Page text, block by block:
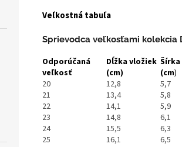
Veľkostná tabuľa
Sprievodca veľkosťami kolekcia
Odporúčaná
veľkosť
20
21
22
23
24
25
Dĺžka vložiek
(cm)
12,8
13,4
14,1
14,8
15,5
16,1
(cm)
5,7
5,8
5,9
6,1
6,3
6,5